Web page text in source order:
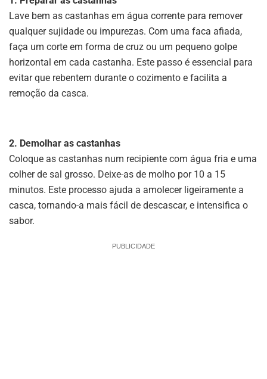
Lave bem as castanhas em água corrente para remover
qualquer sujidade ou impurezas. Com uma faca afiada,
faça um corte em forma de cruz ou um pequeno golpe
horizontal em cada castanha. Este passo é essencial para
evitar que rebentem durante o cozimento e facilita a
remoção da casca.
2. Demolhar as castanhas
Coloque as castanhas num recipiente com água fria e uma
colher de sal grosso. Deixe-as de molho por 10 a 15
minutos. Este processo ajuda a amolecer ligeiramente a
casca, tornando-a mais fácil de descascar, e intensifica o
sabor.
PUBLICIDADE